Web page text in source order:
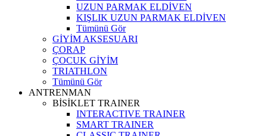
UZUN PARMAK ELDİVEN
KIŞLIK UZUN PARMAK ELDİVEN
Tümünü Gör
GİYİM AKSESUARI
ÇORAP
ÇOCUK GİYİM
TRIATHLON
Tümünü Gör
ANTRENMAN
BİSİKLET TRAINER
INTERACTIVE TRAINER
SMART TRAINER